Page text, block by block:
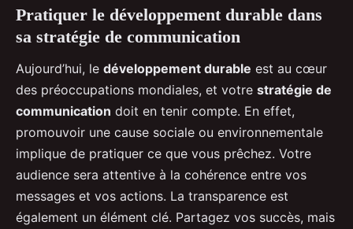
Pratiquer le développement durable dans
sa stratégie de communication
Aujourd’hui, le développement durable est au cœur
des préoccupations mondiales, et votre stratégie de
communication doit en tenir compte. En effet,
promouvoir une cause sociale ou environnementale
implique de pratiquer ce que vous prêchez. Votre
audience sera attentive à la cohérence entre vos
messages et vos actions. La transparence est
également un élément clé. Partagez vos succès, mais